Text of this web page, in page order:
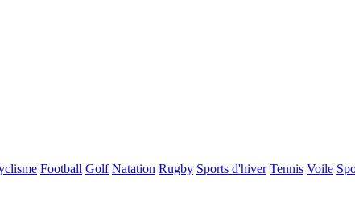
Football Golf Natation Rugby Sports d'hiver Tennis Voile